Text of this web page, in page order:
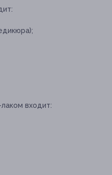
входит: